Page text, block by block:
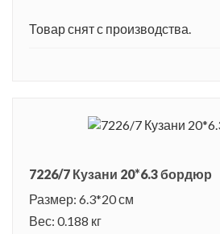
Товар снят с производства.
7226/7 Кузани 20*6.3 бордюр
Размер: 6.3*20 см
Вес: 0.188 кг